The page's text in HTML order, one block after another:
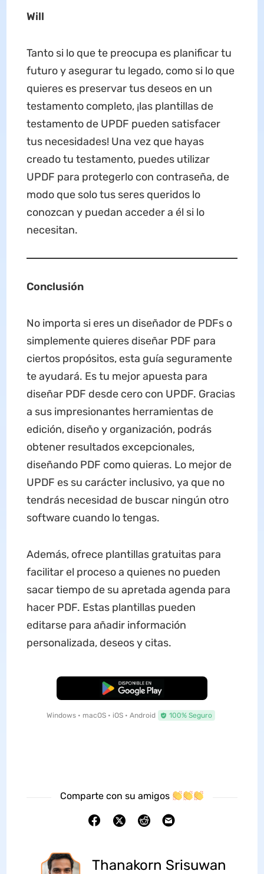
Will
Tanto si lo que te preocupa es planificar tu
futuro y asegurar tu legado, como si lo que
quieres es preservar tus deseos en un
testamento completo, ¡las plantillas de
testamento de UPDF pueden satisfacer
tus necesidades! Una vez que hayas
creado tu testamento, puedes utilizar
UPDF para protegerlo con contraseña, de
modo que solo tus seres queridos lo
conozcan y puedan acceder a él si lo
necesitan.
Conclusión
No importa si eres un diseñador de PDFs o
simplemente quieres diseñar PDF para
ciertos propósitos, esta guía seguramente
te ayudará. Es tu mejor apuesta para
diseñar PDF desde cero con UPDF. Gracias
a sus impresionantes herramientas de
edición, diseño y organización, podrás
obtener resultados excepcionales,
diseñando PDF como quieras. Lo mejor de
UPDF es su carácter inclusivo, ya que no
tendrás necesidad de buscar ningún otro
software cuando lo tengas.
Además, ofrece plantillas gratuitas para
facilitar el proceso a quienes no pueden
sacar tiempo de su apretada agenda para
hacer PDF. Estas plantillas pueden
editarse para añadir información
personalizada, deseos y citas.
Descarga Gratuita
Windows • macOS • iOS • Android 100% Seguro
Comparte con su amigos
Thanakorn Srisuwan